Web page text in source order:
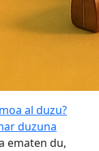
al duzu?
duzuna
ematen du,